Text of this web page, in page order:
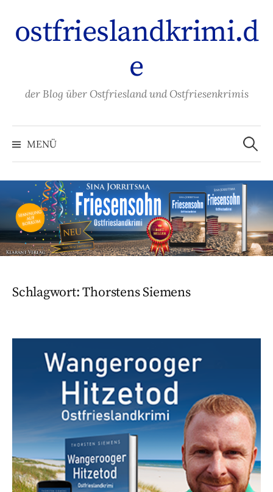
Inhalt
überspringen
ostfrieslandkrimi.d
e
der Blog über Ostfriesland und Ostfriesenkrimis
MENÜ
Suchen
nach:
Schlagwort:Thorstens Siemens